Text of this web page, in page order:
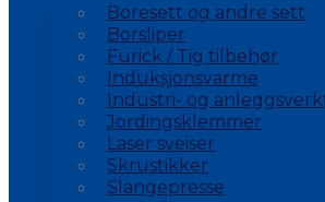
Boresett og andre sett
Borsliper
Furick / Tig tilbehør
Induksjonsvarme
Industri- og
Jordingsklemmer
Laser sveiser
Skrustikker
Slangepresse